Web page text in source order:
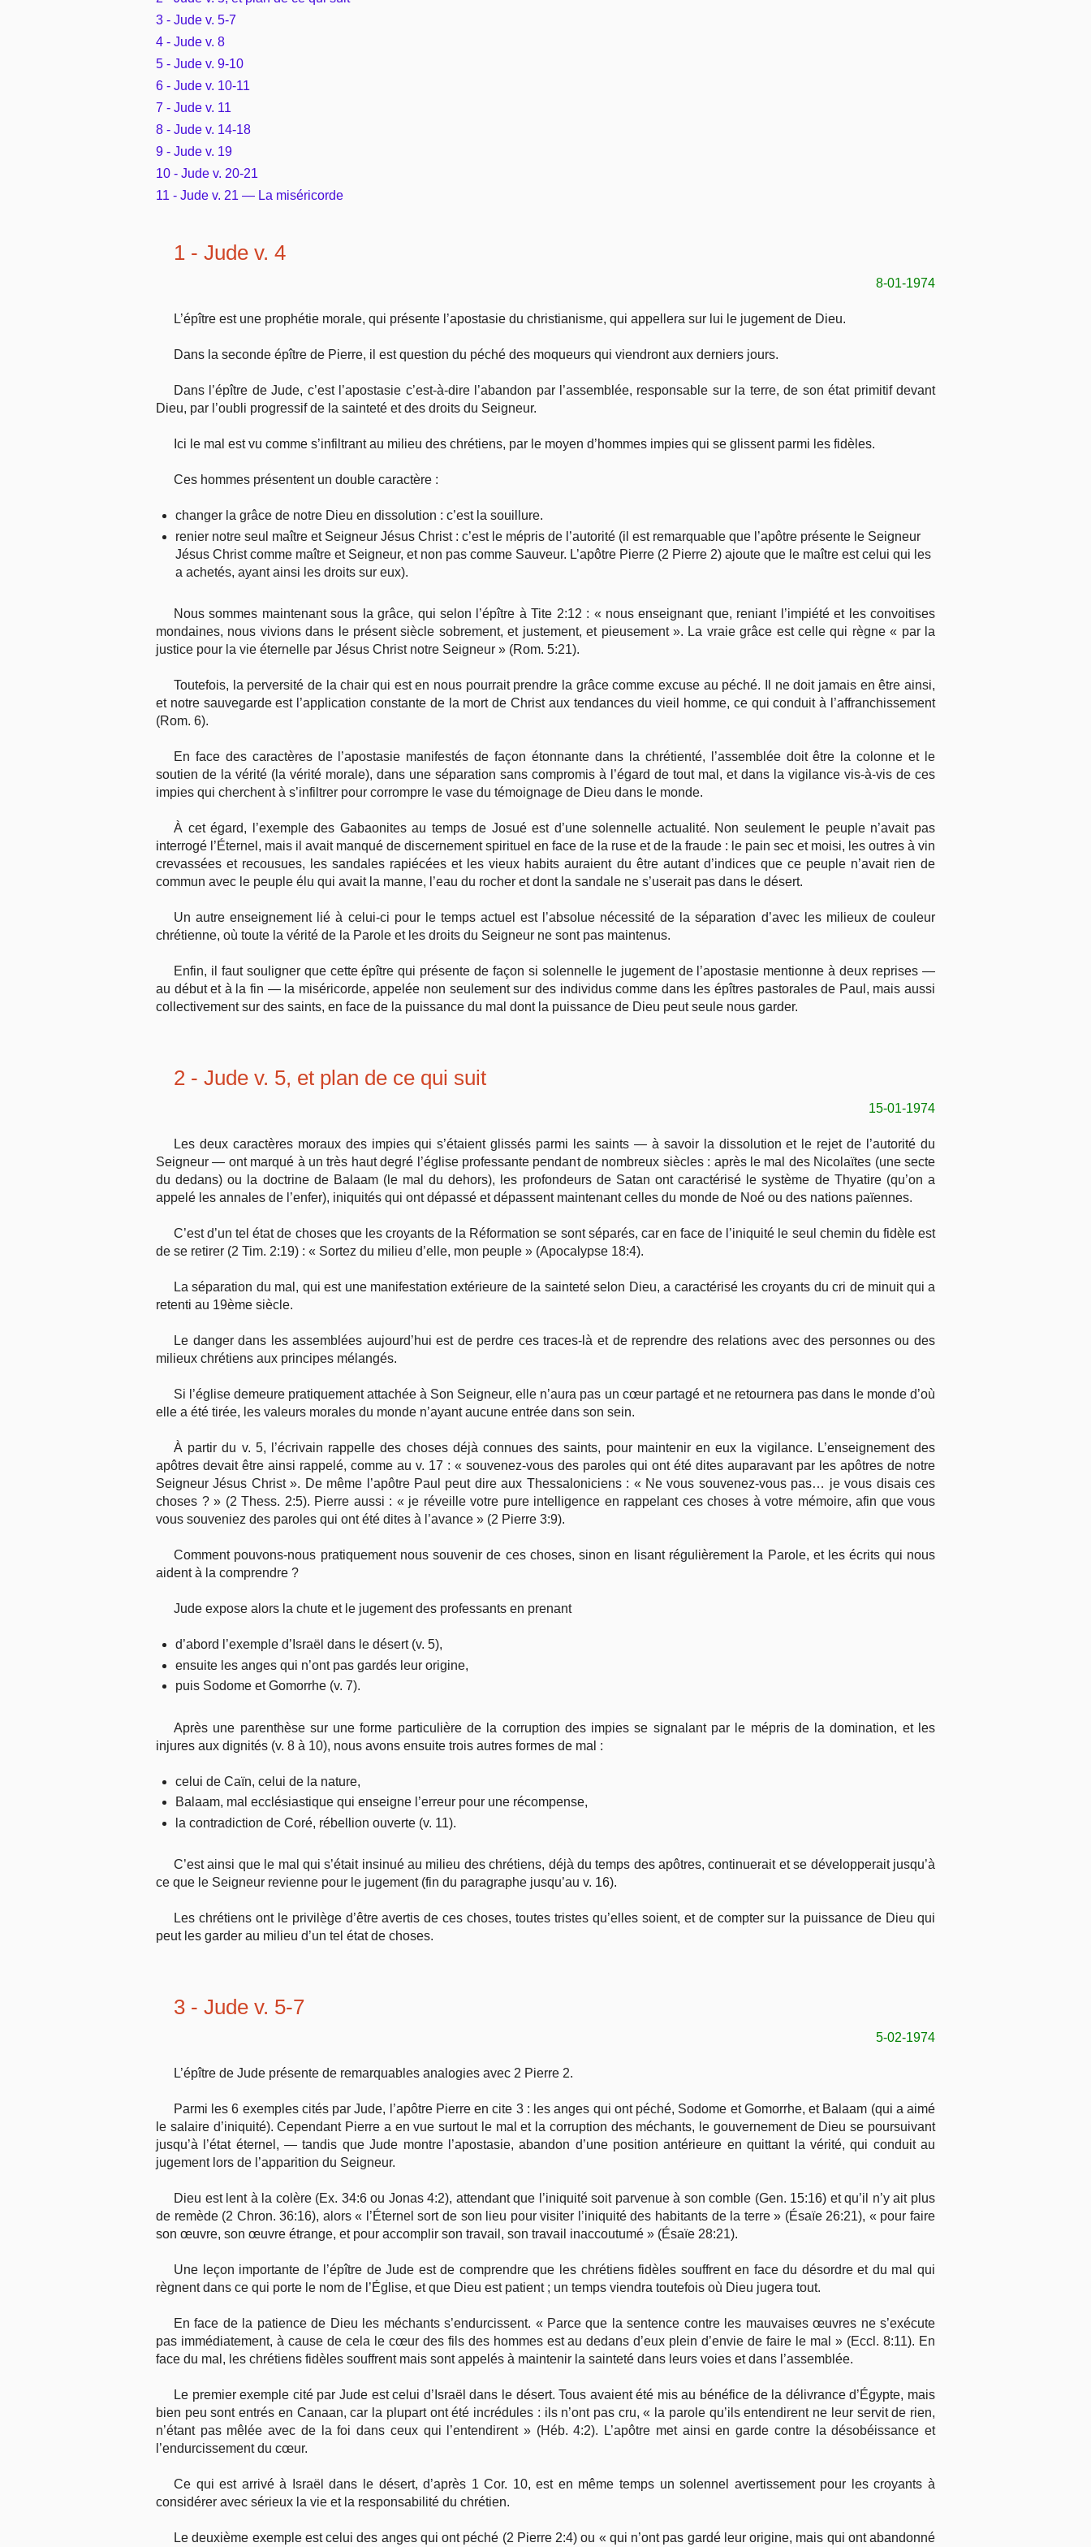
3 - Jude v. 5-7
4 - Jude v. 8
5 - Jude v. 9-10
6 - Jude v. 10-11
7 - Jude v. 11
8 - Jude v. 14-18
9 - Jude v. 19
10 - Jude v. 20-21
11 - Jude v. 21 — La miséricorde
1 - Jude v. 4
8-01-1974
L’épître est une prophétie morale, qui présente l’apostasie du christianisme, qui appellera sur lui le jugement de Dieu.
Dans la seconde épître de Pierre, il est question du péché des moqueurs qui viendront aux derniers jours.
Dans l’épître de Jude, c’est l’apostasie c’est-à-dire l’abandon par l’assemblée, responsable sur la terre, de son état primitif devant
Dieu, par l’oubli progressif de la sainteté et des droits du Seigneur.
Ici le mal est vu comme s’infiltrant au milieu des chrétiens, par le moyen d’hommes impies qui se glissent parmi les fidèles.
Ces hommes présentent un double caractère :
changer la grâce de notre Dieu en dissolution : c’est la souillure.
renier notre seul maître et Seigneur Jésus Christ : c’est le mépris de l’autorité (il est remarquable que l’apôtre présente le Seigneur
Jésus Christ comme maître et Seigneur, et non pas comme Sauveur. L’apôtre Pierre (2 Pierre 2) ajoute que le maître est celui qui les
a achetés, ayant ainsi les droits sur eux).
Nous sommes maintenant sous la grâce, qui selon l’épître à Tite 2:12 : « nous enseignant que, reniant l’impiété et les convoitises
mondaines, nous vivions dans le présent siècle sobrement, et justement, et pieusement ». La vraie grâce est celle qui règne « par la
justice pour la vie éternelle par Jésus Christ notre Seigneur » (Rom. 5:21).
Toutefois, la perversité de la chair qui est en nous pourrait prendre la grâce comme excuse au péché. Il ne doit jamais en être ainsi,
et notre sauvegarde est l’application constante de la mort de Christ aux tendances du vieil homme, ce qui conduit à l’affranchissement
(Rom. 6).
En face des caractères de l’apostasie manifestés de façon étonnante dans la chrétienté, l’assemblée doit être la colonne et le
soutien de la vérité (la vérité morale), dans une séparation sans compromis à l’égard de tout mal, et dans la vigilance vis-à-vis de ces
impies qui cherchent à s’infiltrer pour corrompre le vase du témoignage de Dieu dans le monde.
À cet égard, l’exemple des Gabaonites au temps de Josué est d’une solennelle actualité. Non seulement le peuple n’avait pas
interrogé l’Éternel, mais il avait manqué de discernement spirituel en face de la ruse et de la fraude : le pain sec et moisi, les outres à vin
crevassées et recousues, les sandales rapiécées et les vieux habits auraient du être autant d’indices que ce peuple n’avait rien de
commun avec le peuple élu qui avait la manne, l’eau du rocher et dont la sandale ne s’userait pas dans le désert.
Un autre enseignement lié à celui-ci pour le temps actuel est l’absolue nécessité de la séparation d’avec les milieux de couleur
chrétienne, où toute la vérité de la Parole et les droits du Seigneur ne sont pas maintenus.
Enfin, il faut souligner que cette épître qui présente de façon si solennelle le jugement de l’apostasie mentionne à deux reprises —
au début et à la fin — la miséricorde, appelée non seulement sur des individus comme dans les épîtres pastorales de Paul, mais aussi
collectivement sur des saints, en face de la puissance du mal dont la puissance de Dieu peut seule nous garder.
2 - Jude v. 5, et plan de ce qui suit
15-01-1974
Les deux caractères moraux des impies qui s’étaient glissés parmi les saints — à savoir la dissolution et le rejet de l’autorité du
Seigneur — ont marqué à un très haut degré l’église professante pendant de nombreux siècles : après le mal des Nicolaïtes (une secte
du dedans) ou la doctrine de Balaam (le mal du dehors), les profondeurs de Satan ont caractérisé le système de Thyatire (qu’on a
appelé les annales de l’enfer), iniquités qui ont dépassé et dépassent maintenant celles du monde de Noé ou des nations païennes.
C’est d’un tel état de choses que les croyants de la Réformation se sont séparés, car en face de l’iniquité le seul chemin du fidèle est
de se retirer (2 Tim. 2:19) : « Sortez du milieu d’elle, mon peuple » (Apocalypse 18:4).
La séparation du mal, qui est une manifestation extérieure de la sainteté selon Dieu, a caractérisé les croyants du cri de minuit qui a
retenti au 19ème siècle.
Le danger dans les assemblées aujourd’hui est de perdre ces traces-là et de reprendre des relations avec des personnes ou des
milieux chrétiens aux principes mélangés.
Si l’église demeure pratiquement attachée à Son Seigneur, elle n’aura pas un cœur partagé et ne retournera pas dans le monde d’où
elle a été tirée, les valeurs morales du monde n’ayant aucune entrée dans son sein.
À partir du v. 5, l’écrivain rappelle des choses déjà connues des saints, pour maintenir en eux la vigilance. L’enseignement des
apôtres devait être ainsi rappelé, comme au v. 17 : « souvenez-vous des paroles qui ont été dites auparavant par les apôtres de notre
Seigneur Jésus Christ ». De même l’apôtre Paul peut dire aux Thessaloniciens : « Ne vous souvenez-vous pas… je vous disais ces
choses ? » (2 Thess. 2:5). Pierre aussi : « je réveille votre pure intelligence en rappelant ces choses à votre mémoire, afin que vous
vous souveniez des paroles qui ont été dites à l’avance » (2 Pierre 3:9).
Comment pouvons-nous pratiquement nous souvenir de ces choses, sinon en lisant régulièrement la Parole, et les écrits qui nous
aident à la comprendre ?
Jude expose alors la chute et le jugement des professants en prenant
d’abord l’exemple d’Israël dans le désert (v. 5),
ensuite les anges qui n’ont pas gardés leur origine,
puis Sodome et Gomorrhe (v. 7).
Après une parenthèse sur une forme particulière de la corruption des impies se signalant par le mépris de la domination, et les
injures aux dignités (v. 8 à 10), nous avons ensuite trois autres formes de mal :
celui de Caïn, celui de la nature,
Balaam, mal ecclésiastique qui enseigne l’erreur pour une récompense,
la contradiction de Coré, rébellion ouverte (v. 11).
C’est ainsi que le mal qui s’était insinué au milieu des chrétiens, déjà du temps des apôtres, continuerait et se développerait jusqu’à
ce que le Seigneur revienne pour le jugement (fin du paragraphe jusqu’au v. 16).
Les chrétiens ont le privilège d’être avertis de ces choses, toutes tristes qu’elles soient, et de compter sur la puissance de Dieu qui
peut les garder au milieu d’un tel état de choses.
3 - Jude v. 5-7
5-02-1974
L’épître de Jude présente de remarquables analogies avec 2 Pierre 2.
Parmi les 6 exemples cités par Jude, l’apôtre Pierre en cite 3 : les anges qui ont péché, Sodome et Gomorrhe, et Balaam (qui a aimé
le salaire d’iniquité). Cependant Pierre a en vue surtout le mal et la corruption des méchants, le gouvernement de Dieu se poursuivant
jusqu’à l’état éternel, — tandis que Jude montre l’apostasie, abandon d’une position antérieure en quittant la vérité, qui conduit au
jugement lors de l’apparition du Seigneur.
Dieu est lent à la colère (Ex. 34:6 ou Jonas 4:2), attendant que l’iniquité soit parvenue à son comble (Gen. 15:16) et qu’il n’y ait plus
de remède (2 Chron. 36:16), alors « l’Éternel sort de son lieu pour visiter l’iniquité des habitants de la terre » (Ésaïe 26:21), « pour faire
son œuvre, son œuvre étrange, et pour accomplir son travail, son travail inaccoutumé » (Ésaïe 28:21).
Une leçon importante de l’épître de Jude est de comprendre que les chrétiens fidèles souffrent en face du désordre et du mal qui
règnent dans ce qui porte le nom de l’Église, et que Dieu est patient ; un temps viendra toutefois où Dieu jugera tout.
En face de la patience de Dieu les méchants s’endurcissent. « Parce que la sentence contre les mauvaises œuvres ne s’exécute
pas immédiatement, à cause de cela le cœur des fils des hommes est au dedans d’eux plein d’envie de faire le mal » (Eccl. 8:11). En
face du mal, les chrétiens fidèles souffrent mais sont appelés à maintenir la sainteté dans leurs voies et dans l’assemblée.
Le premier exemple cité par Jude est celui d’Israël dans le désert. Tous avaient été mis au bénéfice de la délivrance d’Égypte, mais
bien peu sont entrés en Canaan, car la plupart ont été incrédules : ils n’ont pas cru, « la parole qu’ils entendirent ne leur servit de rien,
n’étant pas mêlée avec de la foi dans ceux qui l’entendirent » (Héb. 4:2). L’apôtre met ainsi en garde contre la désobéissance et
l’endurcissement du cœur.
Ce qui est arrivé à Israël dans le désert, d’après 1 Cor. 10, est en même temps un solennel avertissement pour les croyants à
considérer avec sérieux la vie et la responsabilité du chrétien.
Le deuxième exemple est celui des anges qui ont péché (2 Pierre 2:4) ou « qui n’ont pas gardé leur origine, mais qui ont abandonné